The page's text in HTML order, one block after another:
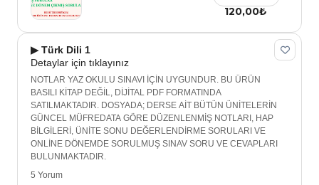
120,00₺
▶ Türk Dili 1
Detaylar için tıklayınız
NOTLAR YAZ OKULU SINAVI İÇİN UYGUNDUR. BU ÜRÜN
BASILI KİTAP DEĞİL, DİJİTAL PDF FORMATINDA
SATILMAKTADIR. DOSYADA; DERSE AİT BÜTÜN ÜNİTELERİN
GÜNCEL MÜFREDATA GÖRE DÜZENLENMİŞ NOTLARI, HAP
BİLGİLERİ, ÜNİTE SONU DEĞERLENDİRME SORULARI VE
ONLİNE DÖNEMDE SORULMUŞ SINAV SORU VE CEVAPLARI
BULUNMAKTADIR.
5 Yorum